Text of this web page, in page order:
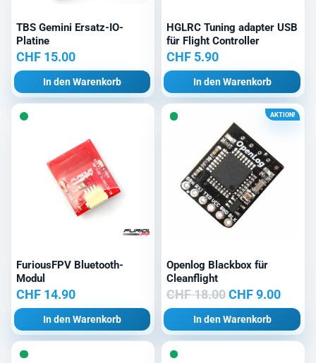
TBS Gemini Ersatz-IO-
Platine
CHF 15.00
In den Warenkorb
HGLRC Tuning adapter USB
für Flight Controller
CHF5.90
In den Warenkorb
FuriousFPV Bluetooth-
Modul
CHF 14.90
In den Warenkorb
AKTION!
Openlog Blackbox für
Cleanflight
CHF18.00 Ursprünglicher
Preis
war:
CHF9.00
Preis
ist:
CHF
In den Warenkorb